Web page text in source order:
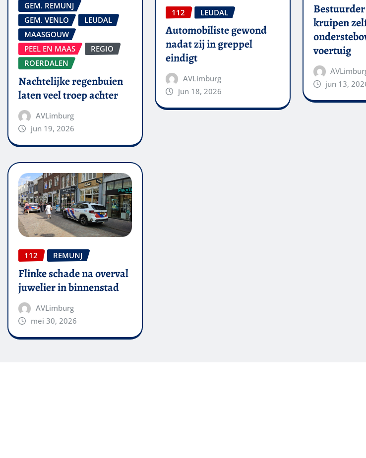
GEM. REMUNJ
GEM. VENLO
LEUDAL
MAASGOUW
PEEL EN MAAS
REGIO
ROERDALEN
Nachtelijke regenbuien
laten veel troep achter
AVLimburg
jun 19, 2026
112 LEUDAL
Automobiliste gewond
nadat zij in greppel
eindigt
AVLimburg
jun 18, 2026
kruipen
voertuig
jun 13,
112 REMUNJ
Flinke schade na overval
juwelier in binnenstad
AVLimburg
mei 30, 2026